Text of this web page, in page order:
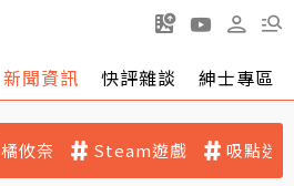
新聞資訊 快評雜談 紳士專區
橘攸奈 Steam遊戲 吸點迷